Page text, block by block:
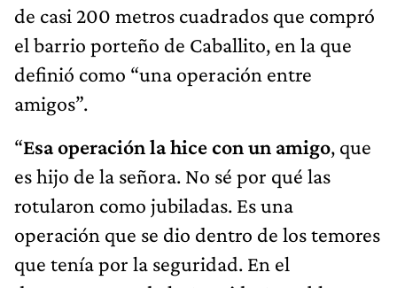
de casi 200 metros cuadrados que compró
el barrio porteño de Caballito, en la que
definió como “una operación entre
amigos”.
“Esa operación la hice con un amigo, que
es hijo de la señora. No sé por qué las
rotularon como jubiladas. Es una
operación que se dio dentro de los temores
que tenía por la seguridad. En el